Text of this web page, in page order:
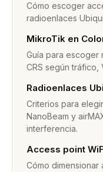
Cómo escoger
radioenlaces
MikroTik en
Guía para escoger
CRS según tráfico,
Radioenlaces
Criterios para
NanoBeam y
interferencia.
Access point
Cómo dimensionar